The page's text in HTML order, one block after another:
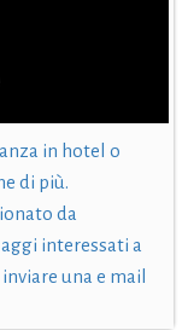
in hotel o
di più.
da
interessati a
una e mail